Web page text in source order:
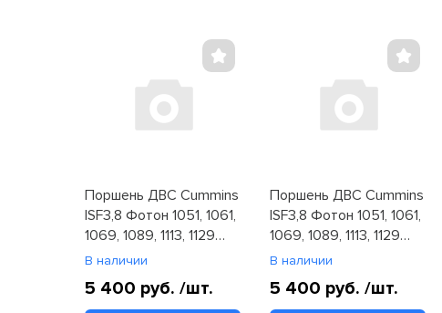
Поршень ДВС Cummins
ISF3,8 Фотон 1051, 1061,
1069, 1089, 1113, 1129
(5258754)
В наличии
5 400 руб./шт.
Поршень ДВС Cummins
ISF3,8 Фотон 1051, 1061,
1069, 1089, 1113, 1129
(5258754)
В наличии
5 400 руб./шт.